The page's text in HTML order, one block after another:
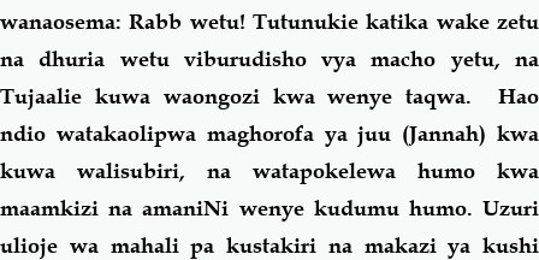
wanaosema: Rabb wetu! Tutunukie katika wake zetu
na dhuria wetu viburudisho vya macho yetu, na
Tujaalie kuwa waongozi kwa wenye taqwa. Hao
ndio watakaolipwa maghorofa ya juu (Jannah) kwa
kuwa walisubiri, na watapokelewa humo kwa
maamkizi na amaniNi wenye kudumu humo. Uzuri
ulioje wa mahali pa kustakiri na makazi ya kushi